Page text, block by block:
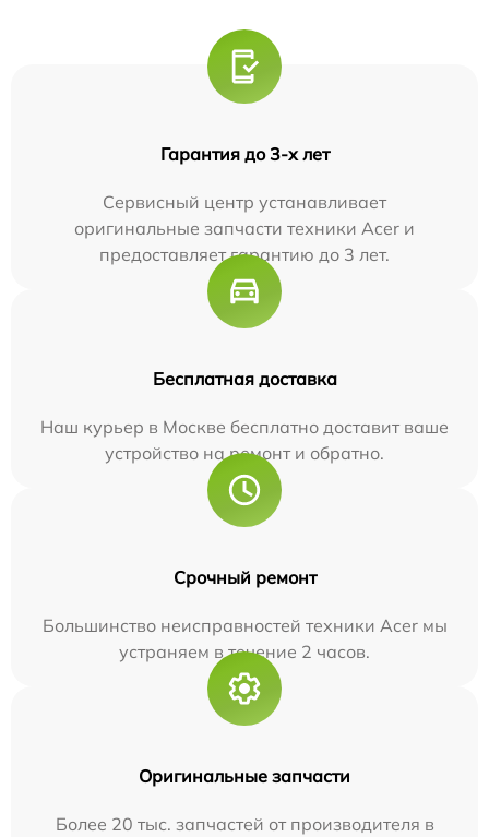
Гарантия до 3-х лет
Сервисный центр устанавливает
оригинальные запчасти техники Acer и
предоставляет гарантию до 3 лет.
Бесплатная доставка
Наш курьер в Москве бесплатно доставит ваше
устройство на ремонт и обратно.
Срочный ремонт
Большинство неисправностей техники Acer мы
устраняем в течение 2 часов.
Оригинальные запчасти
Более 20 тыс. запчастей от производителя в